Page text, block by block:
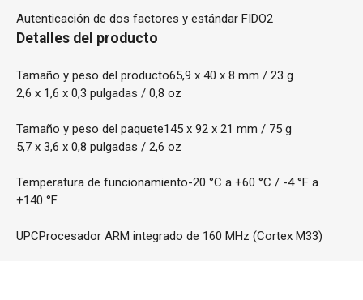
Autenticación de dos factores y estándar FIDO2
Detalles del producto
Tamaño y peso del producto65,9 x 40 x 8 mm / 23 g
2,6 x 1,6 x 0,3 pulgadas / 0,8 oz
Tamaño y peso del paquete145 x 92 x 21 mm / 75 g
5,7 x 3,6 x 0,8 pulgadas / 2,6 oz
Temperatura de funcionamiento-20 °C a +60 °C / -4 °F a
+140 °F
UPCProcesador ARM integrado de 160 MHz (Cortex M33)